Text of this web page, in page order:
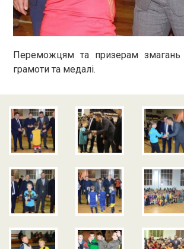
Переможцям та призерам змагань
грамоти та медалі.